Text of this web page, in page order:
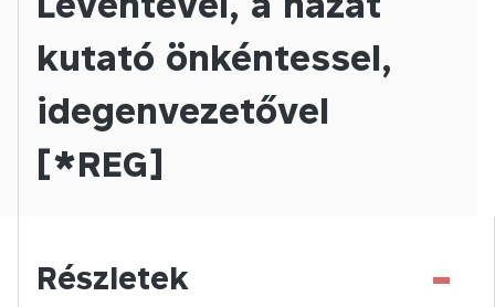
kutató önkéntessel,
idegenvezetővel
[*REG]
Részletek -